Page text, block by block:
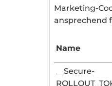
Marketing-
ansprechend
Name
__Secure-